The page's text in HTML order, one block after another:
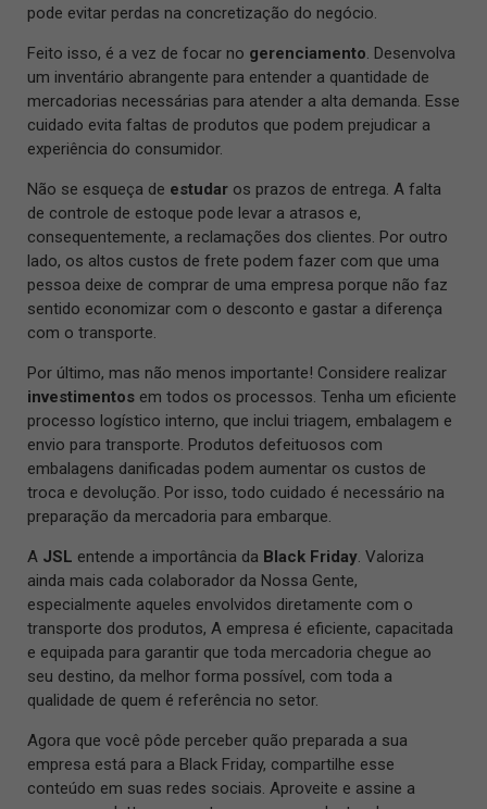
pode evitar perdas na concretização do negócio.
Feito isso, é a vez de focar no gerenciamento . Desenvolva
um inventário abrangente para entender a quantidade de
mercadorias necessárias para atender a alta demanda. Esse
cuidado evita faltas de produtos que podem prejudicar a
experiência do consumidor.
Não se esqueça de estudar os prazos de entrega. A falta
de controle de estoque pode levar a atrasos e,
consequentemente, a reclamações dos clientes. Por outro
lado, os altos custos de frete podem fazer com que uma
pessoa deixe de comprar de uma empresa porque não faz
sentido economizar com o desconto e gastar a diferença
com o transporte.
Por último, mas não menos importante! Considere realizar
investimentos em todos os processos. Tenha um eficiente
processo logístico interno, que inclui triagem, embalagem e
envio para transporte. Produtos defeituosos com
embalagens danificadas podem aumentar os custos de
troca e devolução. Por isso, todo cuidado é necessário na
preparação da mercadoria para embarque.
A JSL entende a importância da Black Friday . Valoriza
ainda mais cada colaborador da Nossa Gente,
especialmente aqueles envolvidos diretamente com o
transporte dos produtos, A empresa é eficiente, capacitada
e equipada para garantir que toda mercadoria chegue ao
seu destino, da melhor forma possível, com toda a
qualidade de quem é referência no setor.
Agora que você pôde perceber quão preparada a sua
empresa está para a Black Friday, compartilhe esse
conteúdo em suas redes sociais. Aproveite e assine a